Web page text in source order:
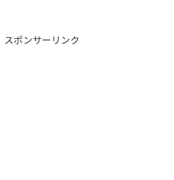
スポンサーリンク